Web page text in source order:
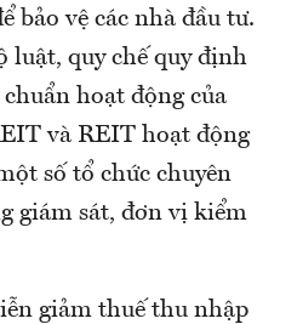
bảo vệ các nhà đầu tư.
luật, quy chế quy định
hoạt động của
và REIT hoạt động
số tổ chức chuyên
giám sát, đơn vị kiểm
giảm thuế thu nhập